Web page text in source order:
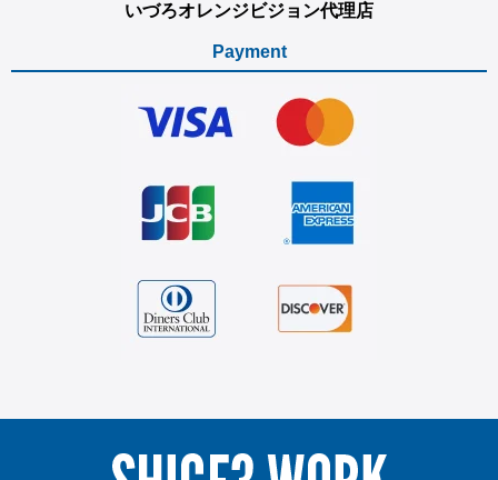
いづろオレンジビジョン代理店
Payment